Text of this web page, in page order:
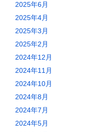
2025年6月
2025年4月
2025年3月
2025年2月
2024年12月
2024年11月
2024年10月
2024年8月
2024年7月
2024年5月